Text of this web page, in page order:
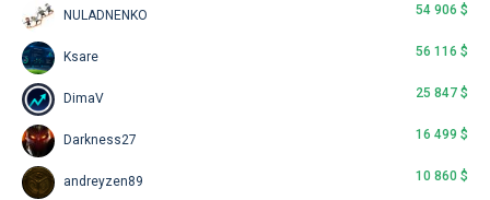
NULADNENKO 54 906 $
Ksare 56 116 $
DimaV 25 847 $
Darkness27 16 499 $
andreyzen89 10 860 $